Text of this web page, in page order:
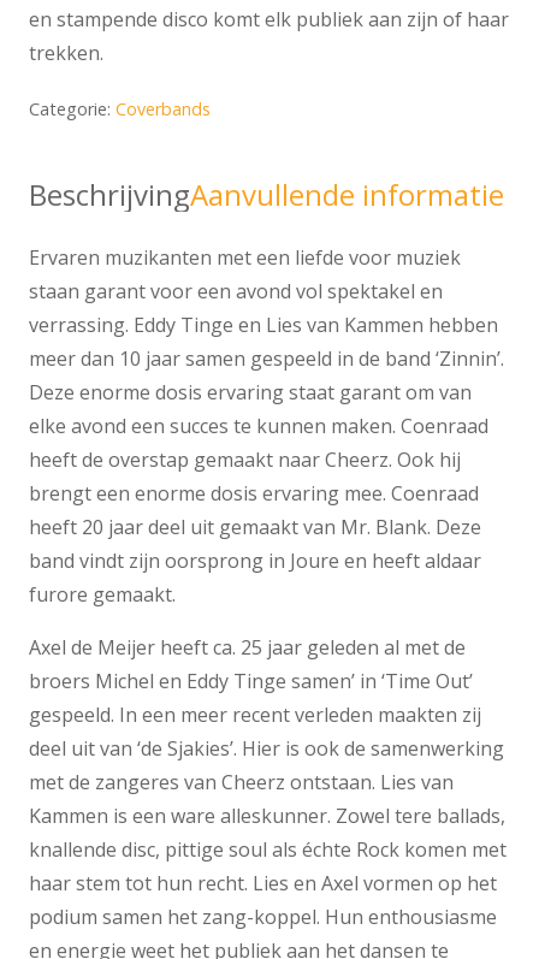
en stampende disco komt elk publiek aan zijn of haar
trekken.
Categorie: Coverbands
BeschrijvingAanvullende informatie
Ervaren muzikanten met een liefde voor muziek
staan garant voor een avond vol spektakel en
verrassing. Eddy Tinge en Lies van Kammen hebben
meer dan 10 jaar samen gespeeld in de band ‘Zinnin’.
Deze enorme dosis ervaring staat garant om van
elke avond een succes te kunnen maken. Coenraad
heeft de overstap gemaakt naar Cheerz. Ook hij
brengt een enorme dosis ervaring mee. Coenraad
heeft 20 jaar deel uit gemaakt van Mr. Blank. Deze
band vindt zijn oorsprong in Joure en heeft aldaar
furore gemaakt.
Axel de Meijer heeft ca. 25 jaar geleden al met de
broers Michel en Eddy Tinge samen’ in ‘Time Out’
gespeeld. In een meer recent verleden maakten zij
deel uit van ‘de Sjakies’. Hier is ook de samenwerking
met de zangeres van Cheerz ontstaan. Lies van
Kammen is een ware alleskunner. Zowel tere ballads,
knallende disc, pittige soul als échte Rock komen met
haar stem tot hun recht. Lies en Axel vormen op het
podium samen het zang-koppel. Hun enthousiasme
en energie weet het publiek aan het dansen te